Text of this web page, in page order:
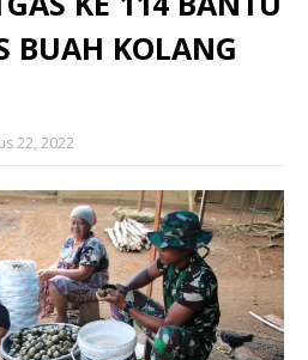
BUAH KOLANG
22, 2022